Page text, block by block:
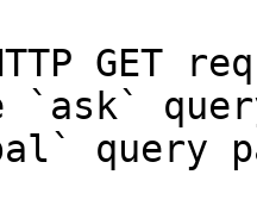
GET
`ask`
query